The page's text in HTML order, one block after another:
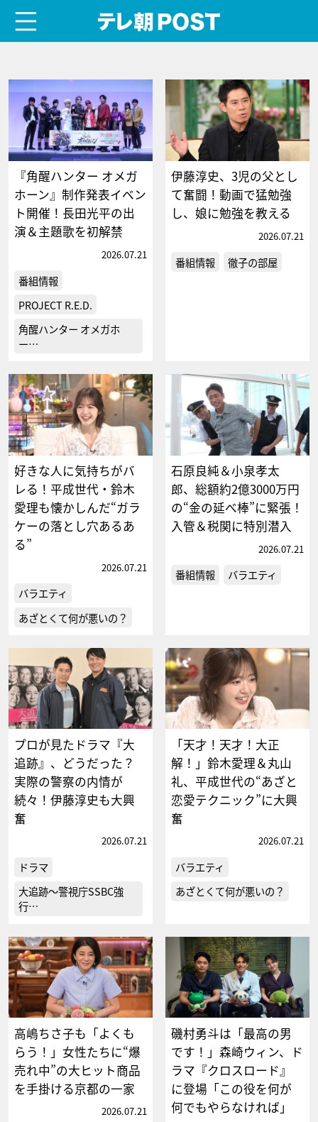
『角醒ハンター オメガ
ホーン』制作発表イベン
ト開催！長田光平の出
演＆主題歌を初解禁
2026.07.21
番組情報
PROJECT R.E.D.
角醒ハンター オメガホ
ー…
伊藤淳史、3児の父とし
て奮闘！動画で猛勉強
し、娘に勉強を教える
2026.07.21
番組情報 徹子の部屋
好きな人に気持ちがバ
レる！平成世代・鈴木
愛理も懐かしんだ“ガラ
ケーの落とし穴あるあ
る”
2026.07.21
バラエティ
あざとくて何が悪いの？
石原良純＆小泉孝太
郎、総額約2億3000万円
の“金の延べ棒”に緊張！
入管＆税関に特別潜入
2026.07.21
番組情報 バラエティ
プロが見たドラマ『大
追跡』、どうだった？
実際の警察の内情が
続々！伊藤淳史も大興
奮
2026.07.21
ドラマ
大追跡～警視庁SSBC強
行…
「天才！天才！大正
解！」鈴木愛理＆丸山
礼、平成世代の“あざと
恋愛テクニック”に大興
奮
2026.07.21
バラエティ
あざとくて何が悪いの？
高嶋ちさ子も「よくも
らう！」女性たちに“爆
売れ中”の大ヒット商品
を手掛ける京都の一家
2026.07.21
磯村勇斗は「最高の男
です！」森崎ウィン、ド
ラマ『クロスロード』
に登場「この役を何が
何でもやらなければ」